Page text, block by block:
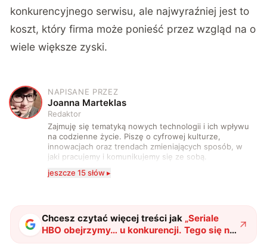
konkurencyjnego serwisu, ale najwyraźniej jest to
koszt, który firma może ponieść przez wzgląd na o
wiele większe zyski.
J
NAPISANE PRZEZ
Joanna Marteklas
Redaktor
Zajmuję się tematyką nowych technologii i ich wpływu
na codzienne życie. Piszę o cyfrowej kulturze,
innowacjach oraz trendach zmieniających sposób, w
jaki pracujemy i komunikujemy się ze sobą.
technologii a współczesną popkulturą. W wolnych
jeszcze 15 słów ▸
Chcesz czytać więcej treści jak „Seriale
HBO obejrzymy… u konkurencji. Tego się nie
spodziewaliśmy"?